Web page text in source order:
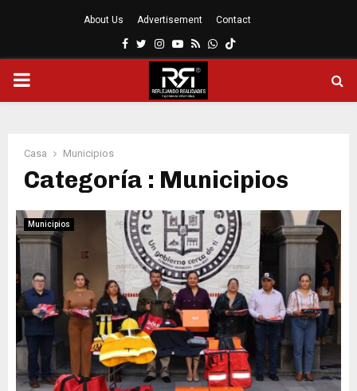
About Us Advertisement Contact
Facebook
Twitter
Instagram
Youtube
RssWhatsapp
MENÚ
Casa Municipios
Categoría : Municipios
Municipios